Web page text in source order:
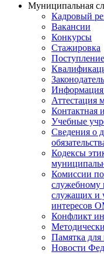
Муниципальная
Кадровый
Вакансии
Конкурсы
Стажировка
Информация
Аттестация
Контактная
Учебные
Сведения о
Кодексы
Комиссии
служебному
служащих и
интересов
Конфликт
Памятка
Новости